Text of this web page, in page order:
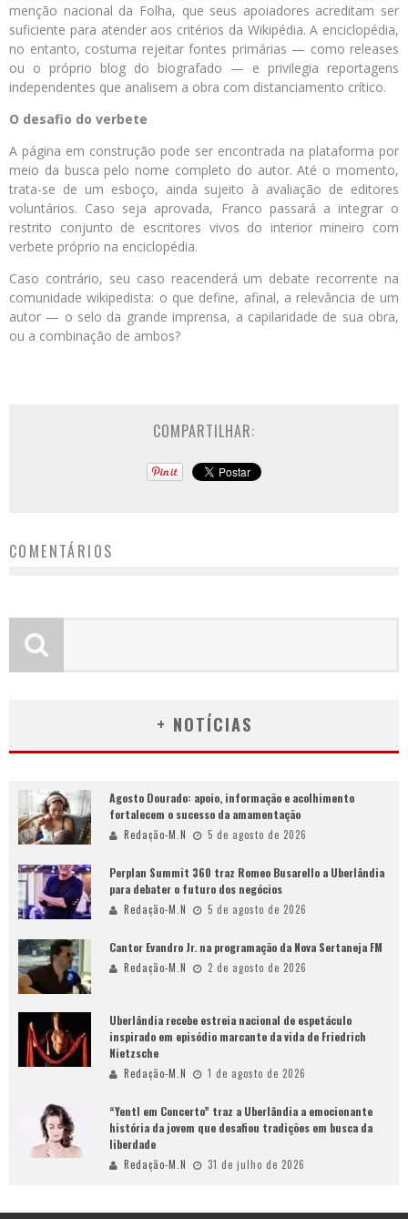
menção nacional da Folha, que seus apoiadores acreditam ser
suficiente para atender aos critérios da Wikipédia. A enciclopédia,
no entanto, costuma rejeitar fontes primárias — como releases
ou o próprio blog do biografado — e privilegia reportagens
independentes que analisem a obra com distanciamento crítico.
O desafio do verbete
A página em construção pode ser encontrada na plataforma por
meio da busca pelo nome completo do autor. Até o momento,
trata-se de um esboço, ainda sujeito à avaliação de editores
voluntários. Caso seja aprovada, Franco passará a integrar o
restrito conjunto de escritores vivos do interior mineiro com
verbete próprio na enciclopédia.
Caso contrário, seu caso reacenderá um debate recorrente na
comunidade wikipedista: o que define, afinal, a relevância de um
autor — o selo da grande imprensa, a capilaridade de sua obra,
ou a combinação de ambos?
COMPARTILHAR:
COMENTÁRIOS
+ NOTÍCIAS
Agosto Dourado: apoio, informação e acolhimento
fortalecem o sucesso da amamentação
Redação-M.N 5 de agosto de 2026
Perplan Summit 360 traz Romeo Busarello a Uberlândia
para debater o futuro dos negócios
Redação-M.N 5 de agosto de 2026
Cantor Evandro Jr. na programação da Nova Sertaneja FM
Redação-M.N 2 de agosto de 2026
Uberlândia recebe estreia nacional de espetáculo
inspirado em episódio marcante da vida de Friedrich
Nietzsche
Redação-M.N 1 de agosto de 2026
“Yentl em Concerto” traz a Uberlândia a emocionante
história da jovem que desafiou tradições em busca da
liberdade
Redação-M.N 31 de julho de 2026